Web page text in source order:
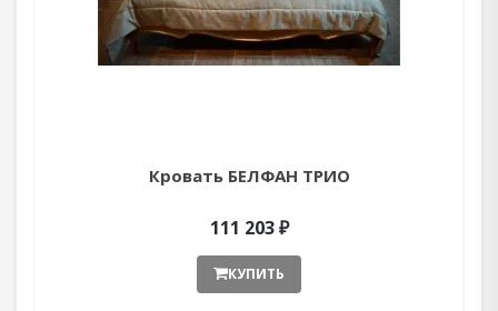
Кровать БЕЛФАН ТРИО
111 203 ₽
КУПИТЬ